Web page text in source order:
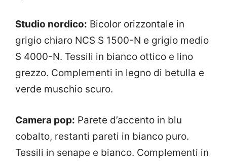
Studio nordico: Bicolor orizzontale in
grigio chiaro NCS S 1500-N e grigio medio
S 4000-N. Tessili in bianco ottico e lino
grezzo. Complementi in legno di betulla e
verde muschio scuro.
Camera pop: Parete d’accento in blu
cobalto, restanti pareti in bianco puro.
Tessili in senape e bianco. Complementi in